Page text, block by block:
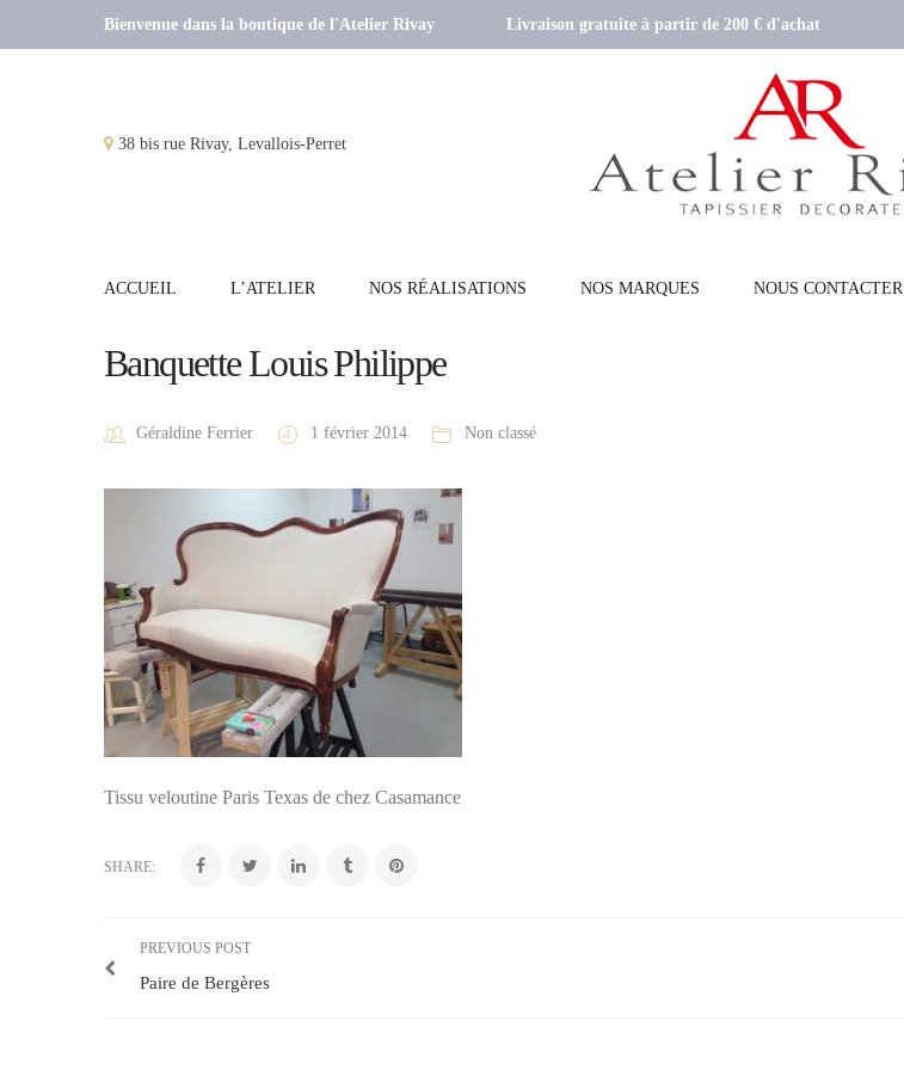
Bienvenue dans la boutique de l'Atelier Rivay Livraison gratuite à partir de 200 € d'achat
38 bis rue Rivay, Levallois-Perret
ACCUEIL L’ATELIER NOS RÉALISATIONS NOS MARQUES NOUS CONTACTER
Banquette Louis Philippe
Géraldine Ferrier 1 février 2014 Non classé
Tissu veloutine Paris Texas de chez Casamance
SHARE:
PREVIOUS POST
Paire de Bergères